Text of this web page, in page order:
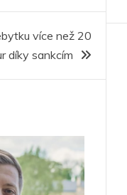
více než 20
díky sankcím